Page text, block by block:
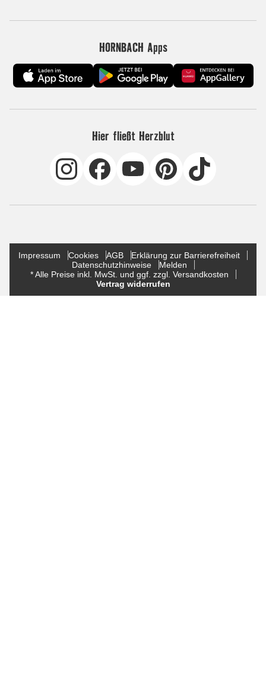
HORNBACH Apps
Hier fließt Herzblut
Impressum Cookies AGB
Erklärung zur Barrierefreiheit
Datenschutzhinweise
Melden
* Alle Preise inkl. MwSt. und ggf. zzgl. Versandkosten
Vertrag widerrufen